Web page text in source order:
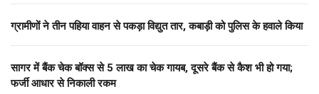
ग्रामीणों ने तीन पहिया वाहन से पकड़ा विद्युत तार, कबाड़ी को पुलिस के हवाले किया
सागर में बैंक चेक बॉक्स से 5 लाख का चेक गायब, दूसरे बैंक से कैश भी हो गया;
फर्जी आधार से निकाली रकम